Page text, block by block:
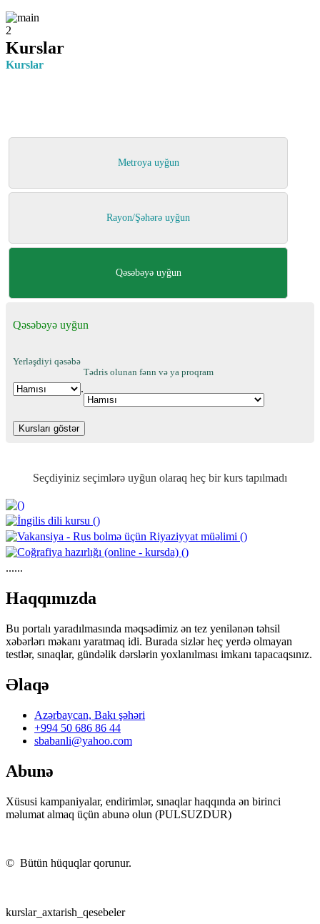
Kurslar
2
Kurslar
Metroya uyğun
Rayon/Şəhərə uyğun
Qəsəbəyə uyğun
Qəsəbəyə uyğun
Yerləşdiyi qəsəbə
.
Tədris olunan fənn və ya proqram
Seçdiyiniz seçimlərə uyğun olaraq heç bir kurs tapılmadı
......
Haqqımızda
Bu portalı yaradılmasında məqsədimiz ən tez yenilənən təhsil
xəbərlərı məkanı yaratmaq idi. Burada sizlər heç yerdə olmayan
testlər, sınaqlar, gündəlik dərslərin yoxlanılması imkanı tapacaqsınız.
Əlaqə
Azərbaycan, Bakı şəhəri
+994 50 686 86 44
sbabanli@yahoo.com
Abunə
Xüsusi kampaniyalar, endirimlər, sınaqlar haqqında ən birinci
məlumat almaq üçün abunə olun (PULSUZDUR)
© Bütün hüquqlar qorunur.
kurslar_axtarish_qesebeler